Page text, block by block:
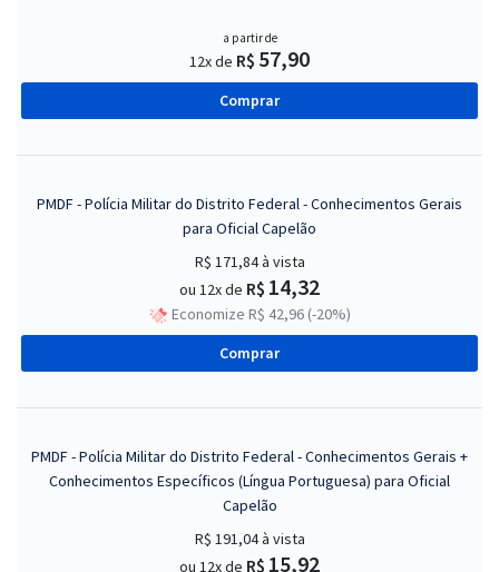
a partir de
12x de R$ 57,90
Comprar
PMDF - Polícia Militar do Distrito Federal - Conhecimentos Gerais
para Oficial Capelão
R$ 171,84à vista
ou 12x de R$ 14,32
Economize R$ 42,96 (-20%)
Comprar
PMDF - Polícia Militar do Distrito Federal - Conhecimentos Gerais +
Conhecimentos Específicos (Língua Portuguesa) para Oficial
Capelão
R$ 191,04à vista
ou 12x de R$ 15,92